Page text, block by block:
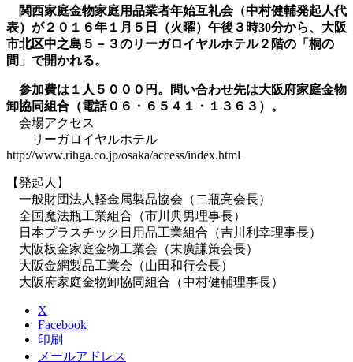
関西家庭金物家庭用品業者年始互礼会（中村健輔発起人代
表）が２０１６年１月５日（火曜）午後３時30分から、大阪
市北区中之島５－３のリーガロイヤルホテル２階の「桐の
間」で開かれる。
参加費は１人５０００円。問い合わせ先は大阪府家庭金物
卸協同組合（電話０６・６５４１・１３６３）。
会場アクセス
リーガロイヤルホテル
http://www.rihga.co.jp/osaka/access/index.html
【発起人】
一般財団法人軽金属製品協会（二瓶亮会長）
全国魔法瓶工業組合（市川典男理事長）
日本プラスチック日用品工業組合（吉川利幸理事長）
大阪板金家庭金物工業会（末廣謙策会長）
大阪金網製品工業会（山田和行会長）
大阪府家庭金物卸協同組合（中村健輔理事長）
X
Facebook
印刷
メールアドレス